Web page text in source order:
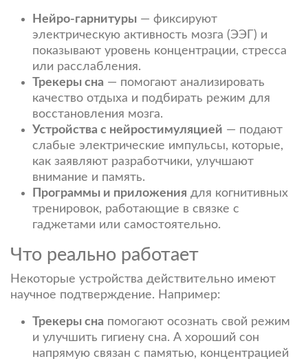
Нейро-гарнитуры — фиксируют
электрическую активность мозга (ЭЭГ) и
показывают уровень концентрации, стресса
или расслабления.
Трекеры сна — помогают анализировать
качество отдыха и подбирать режим для
восстановления мозга.
Устройства с нейростимуляцией — подают
слабые электрические импульсы, которые,
как заявляют разработчики, улучшают
внимание и память.
Программы и приложения для когнитивных
тренировок, работающие в связке с
гаджетами или самостоятельно.
Что реально работает
Некоторые устройства действительно имеют
научное подтверждение. Например:
Трекеры сна помогают осознать свой режим
и улучшить гигиену сна. А хороший сон
напрямую связан с памятью, концентрацией